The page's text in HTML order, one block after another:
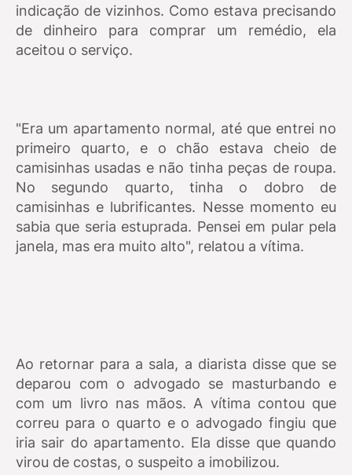
indicação de vizinhos. Como estava precisando
de dinheiro para comprar um remédio, ela
aceitou o serviço.
"Era um apartamento normal, até que entrei no
primeiro quarto, e o chão estava cheio de
camisinhas usadas e não tinha peças de roupa.
No segundo quarto, tinha o dobro de
camisinhas e lubrificantes. Nesse momento eu
sabia que seria estuprada. Pensei em pular pela
janela, mas era muito alto", relatou a vítima.
Ao retornar para a sala, a diarista disse que se
deparou com o advogado se masturbando e
com um livro nas mãos. A vítima contou que
correu para o quarto e o advogado fingiu que
iria sair do apartamento. Ela disse que quando
virou de costas, o suspeito a imobilizou.